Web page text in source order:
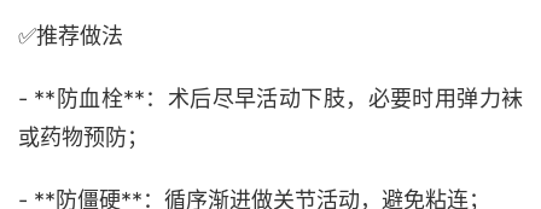
✅推荐做法
- **防血栓**：术后尽早活动下肢，必要时用弹力袜
或药物预防；
- **防僵硬**：循序渐进做关节活动，避免粘连；